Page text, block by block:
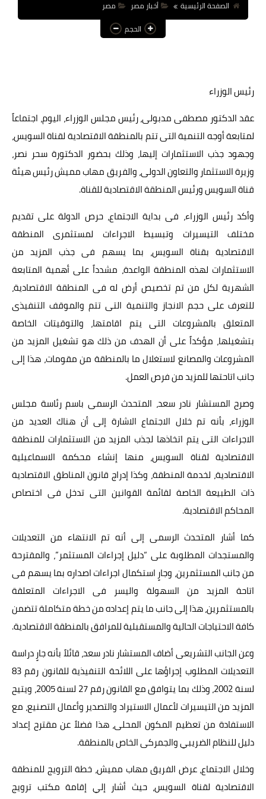
عالم المرأة
فن وثقافة
أخبار النجوم
أخبار العالم
الصفحة الرئيسية
أخبار مصر
مصر
الحجم
رئيس الوزراء
عقد الدكتور مصطفى مدبولى، رئيس مجلس الوزراء، اليوم، اجتماعاً
لمتابعة أوجه التنمية التى تتم بالمنطقة الاقتصادية لقناة السويس،
وجهود جذب الاستثمارات إليها، وذلك بحضور الدكتورة سحر نصر،
وزيرة الاستثمار والتعاون الدولى، والفريق مهاب مميش رئيس هيئة
قناة السويس ورئيس المنطقة الاقتصادية للقناة.
وأكد رئيس الوزراء، فى بداية الاجتماع، حرص الدولة على تقديم
مختلف التيسيرات وتبسيط الاجراءات لمستثمرى المنطقة
الاقتصادية بقناة السويس، بما يسهم فى جذب المزيد من
الاستثمارات لهذه المنطقة الواعدة، مشدداً على أهمية المتابعة
الشهرية لكل من تم تخصيص أرض له فى المنطقة الاقتصادية،
للتعرف على حجم الانجاز والتنمية التى تتم والموقف التنفيذى
المتعلق بالمشروعات التى يتم اقامتها، والتوقيتات الخاصة
بتشغيلها، مؤكداً على أن الهدف من ذلك هو تشغيل المزيد من
المشروعات والمصانع لاستغلال ما بالمنطقة من مقومات، هذا إلى
جانب اتاحتها للمزيد من فرص العمل.
وصرح المستشار نادر سعد، المتحدث الرسمى باسم رئاسة مجلس
الوزراء، بأنه تم خلال الاجتماع الاشارة إلى أن هناك العديد من
الاجراءات التى يتم اتخاذها لجذب المزيد من الاستثمارات للمنطقة
الاقتصادية لقناة السويس، منها إنشاء محكمة الاسماعيلية
الاقتصادية، لخدمة المنطقة، وكذا إدراج قانون المناطق الاقتصادية
ذات الطبيعة الخاصة لقائمة القوانين التى تدخل فى اختصاص
المحاكم الاقتصادية.
كما أشار المتحدث الرسمى إلى أنه تم الانتهاء من التعديلات
والمستجدات المطلوبة على “دليل إجراءات المستثمر”، والمقترحة
من جانب المستثمرين، وجارٍ استكمال اجراءات اصداره بما يسهم فى
اتاحة المزيد من السهولة واليسر فى الاجراءات المتعلقة
بالمستثمرين، هذا إلى جانب ما يتم إعداده من خطة متكاملة تتضمن
كافة الاحتياجات الحالية والمستقبلية للمرافق بالمنطقة الاقتصادية.
وعن الجانب التشريعى أضاف المستشار نادر سعد، قائلاً بأنه جارٍ دراسة
التعديلات المطلوب إجراؤها على اللائحة التنفيذية للقانون رقم 83
لسنة 2002، وذلك بما يتوافق مع القانون رقم 27 لسنة 2005، ويتيح
المزيد من التيسيرات لأعمال الاستيراد والتصدير وأعمال التصنيع، مع
الاستفادة من تعظيم المكون المحلى، هذا فضلاً عن مقترح إعداد
دليل للنظام الضريبي والجمركى الخاص بالمنطقة.
وخلال الاجتماع، عرض الفريق مهاب مميش، خطة الترويج للمنطقة
الاقتصادية لقناة السويس، حيث أشار إلي إقامة مكتب ترويج